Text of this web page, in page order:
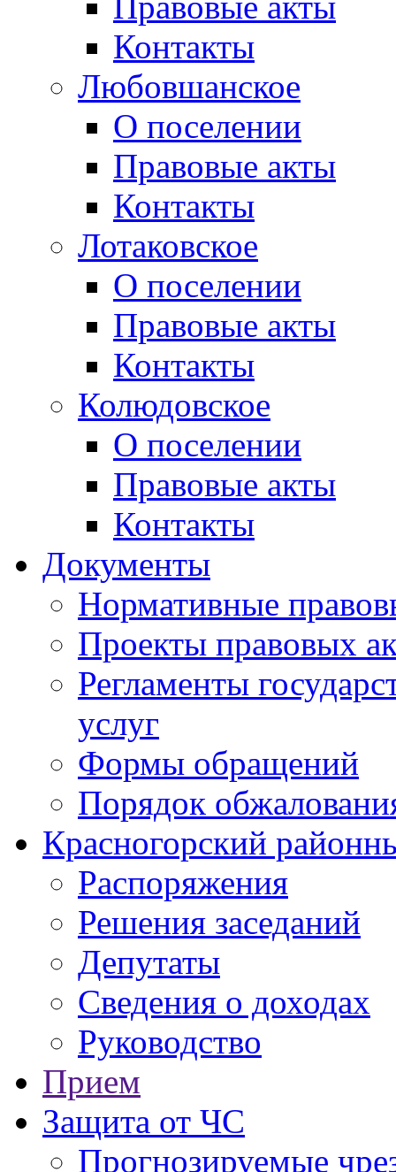
Контакты
Любовшанское
О поселении
Правовые акты
Контакты
Лотаковское
О поселении
Правовые акты
Контакты
Колюдовское
О поселении
Правовые акты
Контакты
Документы
Нормативные
Проекты правовых
Регламенты
услуг
Формы обращений
Порядок
Красногорский
Распоряжения
Решения заседаний
Депутаты
Сведения о доходах
Руководство
Прием
Защита от ЧС
Прогнозируемые